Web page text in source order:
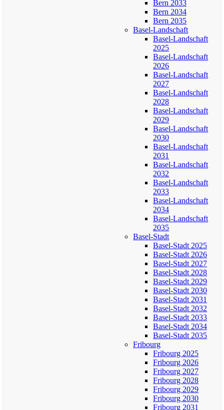
Bern 2033
Bern 2034
Bern 2035
Basel-Landschaft
Basel-Landschaft
2025
Basel-Landschaft
2026
Basel-Landschaft
2027
Basel-Landschaft
2028
Basel-Landschaft
2029
Basel-Landschaft
2030
Basel-Landschaft
2031
Basel-Landschaft
2032
Basel-Landschaft
2033
Basel-Landschaft
2034
Basel-Landschaft
2035
Basel-Stadt
Basel-Stadt 2025
Basel-Stadt 2026
Basel-Stadt 2027
Basel-Stadt 2028
Basel-Stadt 2029
Basel-Stadt 2030
Basel-Stadt 2031
Basel-Stadt 2032
Basel-Stadt 2033
Basel-Stadt 2034
Basel-Stadt 2035
Fribourg
Fribourg 2025
Fribourg 2026
Fribourg 2027
Fribourg 2028
Fribourg 2029
Fribourg 2030
Fribourg 2031